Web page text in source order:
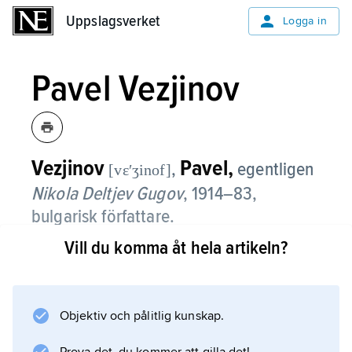
Uppslagsverket Logga in
Pavel Vezjinov
Vezjinov [vɛʹʒinof], Pavel, egentligen
Nikola Deltjev Gugov, 1914–83,
bulgarisk författare.
Pavel Vezjinov accepterade blott med
ungdoms- och idrottsromaner samt
Vill du komma åt hela artikeln?
Objektiv och pålitlig kunskap.